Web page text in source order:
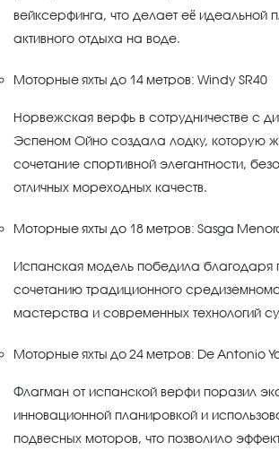
вейксерфинга, что делает её идеальной
активного отдыха на воде.
Моторные яхты до 14 метров: Windy SR40
Норвежская верфь в сотрудничестве с
Эспеном Ойно создала лодку, которую
сочетание спортивной элегантности,
отличных мореходных качеств.
Моторные яхты до 18 метров: Sasga
Испанская модель победила благодаря
сочетанию традиционного
мастерства и современных технологий
Моторные яхты до 24 метров: De Antonio
Флагман от испанской верфи поразил
инновационной планировкой и
подвесных моторов, что позволило